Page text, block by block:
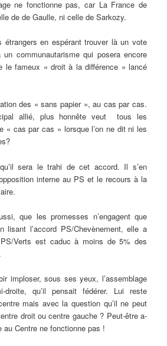
ne fonctionne pas, car La France de
de de Gaulle, ni celle de Sarkozy.
étrangers en espérant trouver là un vote
communautarisme qui posera encore
le fameux « droit à la différence » lancé
des « sans papier », au cas par cas.
allié, plus honnête veut tous les
« cas par cas » lorsque l’on ne dit ni les
sera le trahi de cet accord. Il s’en
interne au PS et le recours à la
que les promesses n’engagent que
l’accord PS/Chevènement, elle a
Verts est caduc à moins de 5% des
imploser, sous ses yeux, l’assemblage
droite, qu’il pensait fédérer. Lui reste
mais avec la question qu’il ne peut
droit ou centre gauche ? Peut-être a-
au Centre ne fonctionne pas !